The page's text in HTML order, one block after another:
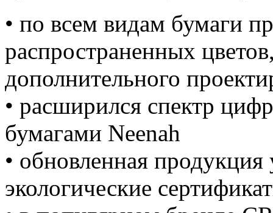
• по всем видам бумаги
распространенных
дополнительного
• расширился спектр
бумагами Neenah
• обновленная
экологические